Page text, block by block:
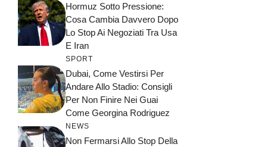
Hormuz Sotto Pressione:
Cosa Cambia Davvero Dopo
Lo Stop Ai Negoziati Tra Usa
E Iran
SPORT
Dubai, Come Vestirsi Per
Andare Allo Stadio: Consigli
Per Non Finire Nei Guai
Come Georgina Rodriguez
NEWS
Non Fermarsi Allo Stop Della